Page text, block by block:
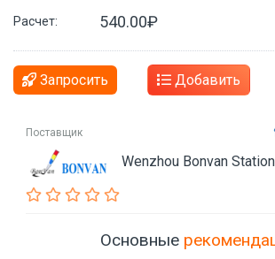
Расчет: 540.00₽
Запросить Добавить
Поставщик
Wenzhou Bonvan
Основные